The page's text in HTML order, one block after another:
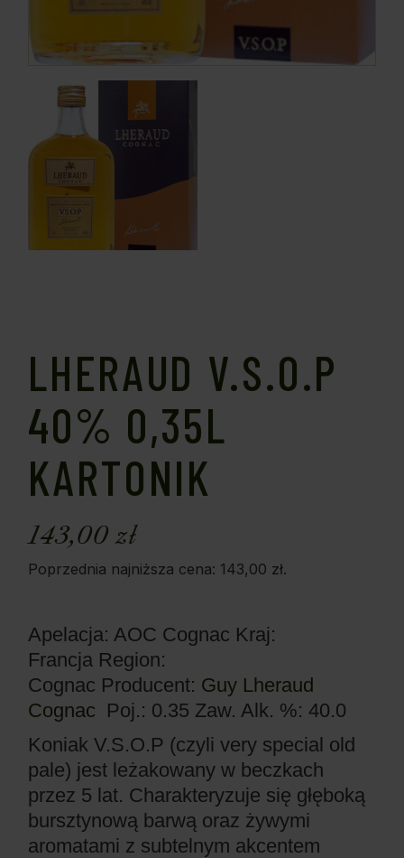
LHERAUD V.S.O.P
40% 0,35L
KARTONIK
143,00zł
Poprzednia najniższa cena: 143,00 zł.
Apelacja: AOC Cognac Kraj:
Francja Region:
Cognac Producent: Guy Lheraud
Cognac Poj.: 0.35 Zaw. Alk. %: 40.0
Koniak V.S.O.P (czyli very special old
pale) jest leżakowany w beczkach
przez 5 lat. Charakteryzuje się głęboką
bursztynową barwą oraz żywymi
aromatami z subtelnym akcentem